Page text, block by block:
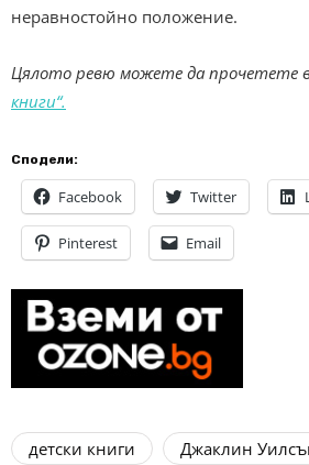
неравностойно положение.
Цялото ревю можете да прочетете
книги“.
Сподели:
Facebook Twitter
Pinterest Email
детски книги Джаклин